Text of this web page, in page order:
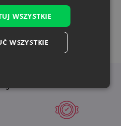
WSZYSTKIE
WSZYSTKIE